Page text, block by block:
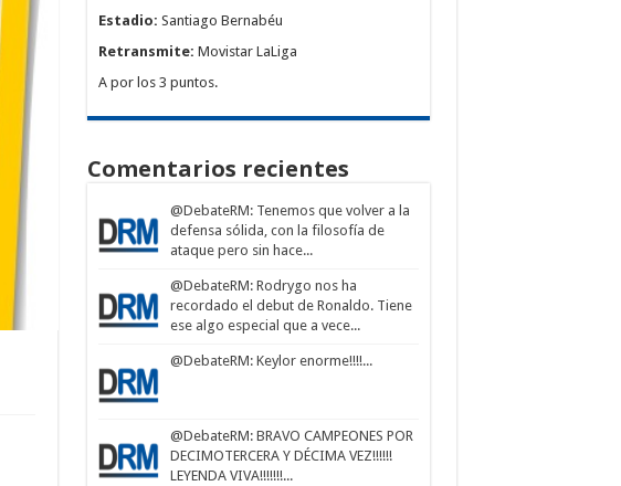
Estadio: Santiago Bernabéu
Retransmite: Movistar LaLiga
A por los 3 puntos.
Comentarios recientes
@DebateRM: Tenemos que volver a la
defensa sólida, con la filosofía de
ataque pero sin hace...
@DebateRM: Rodrygo nos ha
recordado el debut de Ronaldo. Tiene
ese algo especial que a vece...
@DebateRM: Keylor enorme!!!!...
@DebateRM: BRAVO CAMPEONES POR
DECIMOTERCERA Y DÉCIMA VEZ!!!!!!
LEYENDA VIVA!!!!!!!...